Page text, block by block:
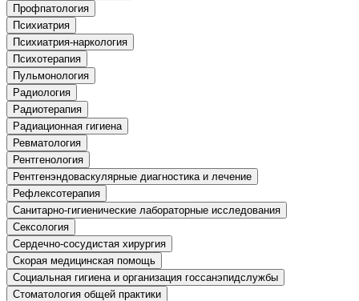
Средства массовой информации и
информативно-библиотечное дело
Управление в технических системах
Ветеринария и зоотехника
Подготовка к периодической
аккредитации
Основные Услуги
Профпатология
Психиатрия
Психиатрия-наркология
Психотерапия
Пульмонология
Радиология
Радиотерапия
Радиационная гигиена
Ревматология
Рентгенология
Рентгенэндоваскулярные диагностика и лечение
Рефлексотерапия
Санитарно-гигиенические лабораторные исследования
Сексология
Сердечно-сосудистая хирургия
Скорая медицинская помощь
Социальная гигиена и организация госсанэпидслужбы
Стоматология общей практики